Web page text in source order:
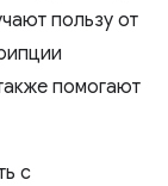
пользу от
помогают
с